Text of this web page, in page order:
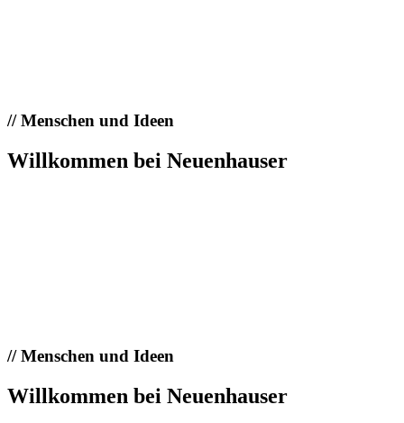
//Menschen und Ideen
Willkommen bei Neuenhauser
//Menschen und Ideen
Willkommen bei Neuenhauser